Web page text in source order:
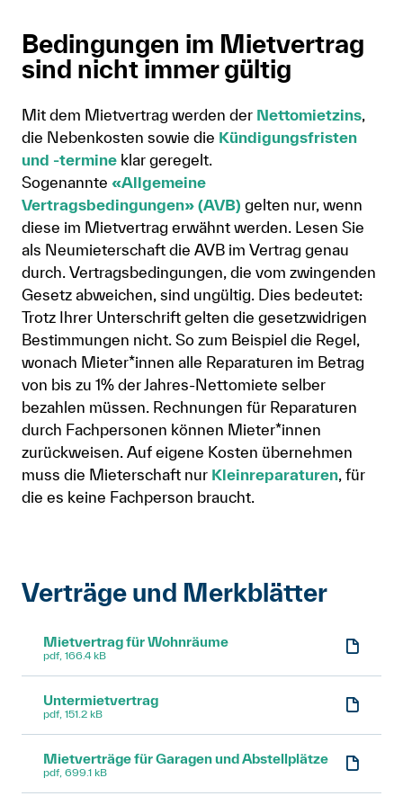
Bedingungen im Mietvertrag
sind nicht immer gültig
Mit dem Mietvertrag werden der Nettomietzins,
die Nebenkosten sowie die Kündigungsfristen
und -termine klar geregelt.
Sogenannte «Allgemeine
Vertragsbedingungen» (AVB) gelten nur, wenn
diese im Mietvertrag erwähnt werden. Lesen Sie
als Neumieterschaft die AVB im Vertrag genau
durch. Vertragsbedingungen, die vom zwingenden
Gesetz abweichen, sind ungültig. Dies bedeutet:
Trotz Ihrer Unterschrift gelten die gesetzwidrigen
Bestimmungen nicht. So zum Beispiel die Regel,
wonach Mieter*innen alle Reparaturen im Betrag
von bis zu 1% der Jahres-Nettomiete selber
bezahlen müssen. Rechnungen für Reparaturen
durch Fachpersonen können Mieter*innen
zurückweisen. Auf eigene Kosten übernehmen
muss die Mieterschaft nur Kleinreparaturen, für
die es keine Fachperson braucht.
Verträge und Merkblätter
Mietvertrag für Wohnräume
pdf, 166.4 kB
Untermietvertrag
pdf, 151.2 kB
Mietverträge für Garagen und Abstellplätze
pdf, 699.1 kB